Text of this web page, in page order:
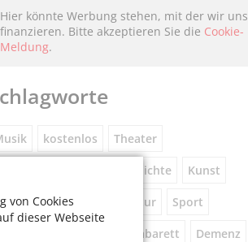
von Cookies
dieser Webseite
Hier könnte Werbung stehen, mit der wir uns
finanzieren. Bitte akzeptieren Sie die Cookie-
Meldung.
kostenlos Theater
Geschichte Kunst
Natur Literatur Sport
Kabarett Demenz